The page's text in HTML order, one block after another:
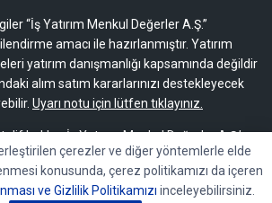
“İş Yatırım Menkul Değerler A.Ş.”
amacı ile hazırlanmıştır. Yatırım
yatırım danışmanlığı kapsamında değildir
alım satım kararlarınızı destekleyecek
Uyarı notu için lütfen tıklayınız.
hakları İş Yatırım Menkul Değerler A.Ş.’ye
olmaksızın başkaları tarafından
veya tamamen çoğaltılamaz,
veya değiştirilemez.
çerezler ve diğer yöntemlerle elde
konusunda, çerez politikamızı da içeren
ve Gizlilik Politikamızı inceleyebilirsiniz.